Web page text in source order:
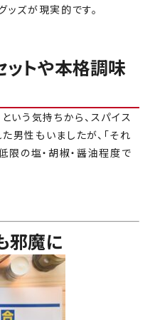
ズが現実的です。
トや本格調味
いう気持ちから、スパイス
男性もいましたが、「それ
限の塩・胡椒・醤油程度で
邪魔に